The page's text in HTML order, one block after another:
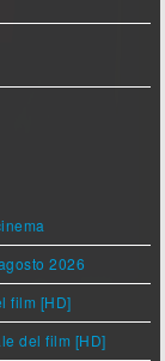
2026
film [HD]
del film [HD]